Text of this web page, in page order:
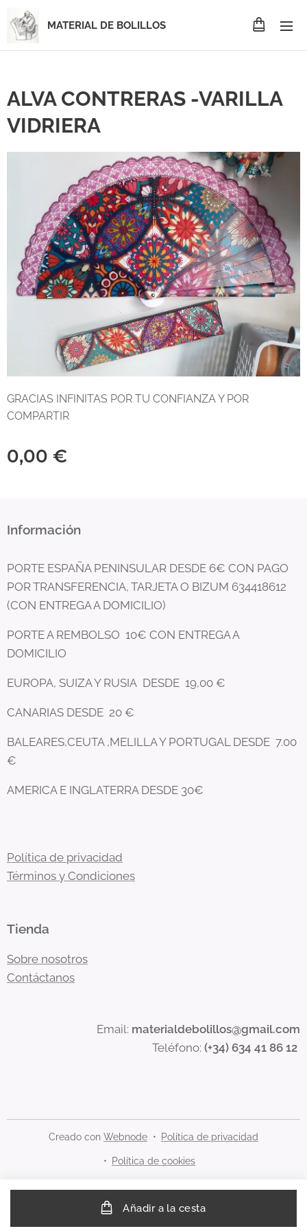
MATERIAL DE BOLILLOS
ALVA CONTRERAS -VARILLA
VIDRIERA
GRACIAS INFINITAS POR TU CONFIANZA Y POR
COMPARTIR
0,00 €
Añadir a la cesta
Información
PORTE ESPAÑA PENINSULAR DESDE 6€ CON PAGO
POR TRANSFERENCIA, TARJETA O BIZUM 634418612
(CON ENTREGA A DOMICILIO)
PORTE A REMBOLSO 10€ CON ENTREGA A
DOMICILIO
EUROPA, SUIZA Y RUSIA DESDE 19,00 €
CANARIAS DESDE 20 €
BALEARES,CEUTA ,MELILLA Y PORTUGAL DESDE 7.00
€
AMERICA E INGLATERRA DESDE 30€
Política de privacidad
Términos y Condiciones
Tienda
Sobre nosotros
Contáctanos
Email: materialdebolillos@gmail.com
Teléfono: (+34) 634 41 86 12
Creado con Webnode Política de privacidad
Política de cookies